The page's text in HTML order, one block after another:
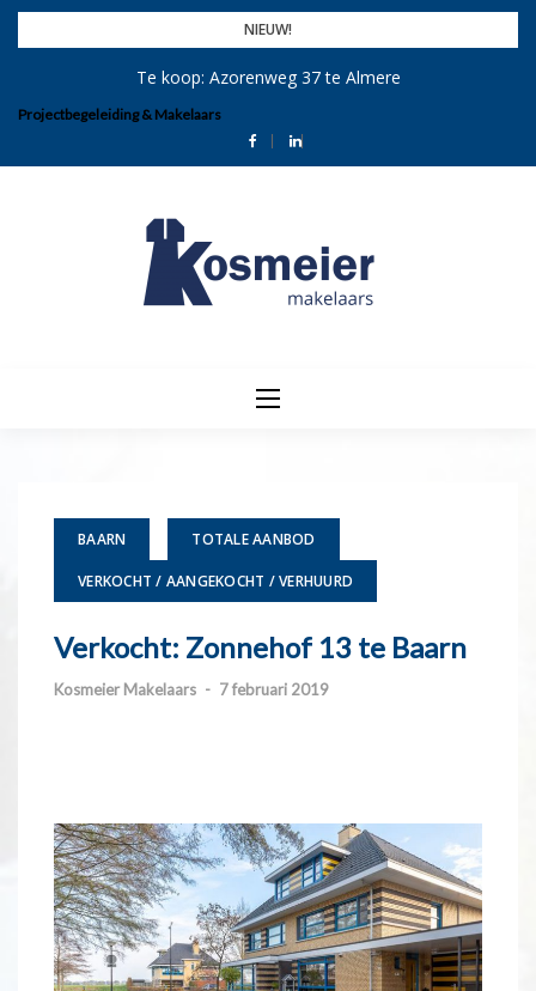
Skip
NIEUW!
Te koop: Azorenweg 37 te Almere
Projectbegeleiding & Makelaars
BAARN TOTALE AANBOD
VERKOCHT / AANGEKOCHT / VERHUURD
Verkocht: Zonnehof 13 te Baarn
Kosmeier Makelaars - 7 februari 2019